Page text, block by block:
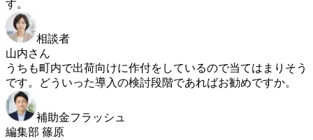
す。
相談者
山内さん
うちも町内で出荷向けに作付をしているので当てはまりそう
です。どういった導入の検討段階であればお勧めですか。
補助金フラッシュ
編集部 篠原